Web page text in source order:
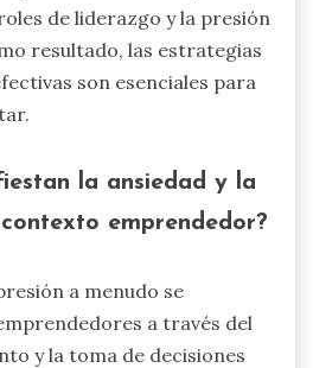
de liderazgo y la presión
resultado, las estrategias
son esenciales para
la ansiedad y la
emprendedor?
a menudo se
a través del
y la toma de decisiones